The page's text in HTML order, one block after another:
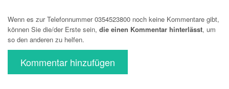
Wenn es zur Telefonnummer 0354523800 noch keine Kommentare gibt,
können Sie die/der Erste sein, die einen Kommentar hinterlässt, um
so den anderen zu helfen.
Kommentar hinzufügen